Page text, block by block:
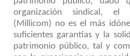
organización sindical, el
(Millicom) no es el más
suficientes garantías y la
patrimonio público, tal y